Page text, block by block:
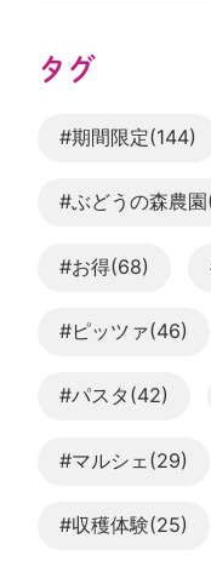
タグ
#期間限定(144)
#ぶどうの森農
#お得(68)
#ピッツァ(46)
#パスタ(42)
#マルシェ(29)
#収穫体験(25)